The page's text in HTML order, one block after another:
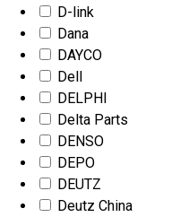
D-link
Dana
DAYCO
Dell
DELPHI
Delta Parts
DENSO
DEPO
DEUTZ
Deutz China